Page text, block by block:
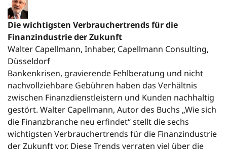
Die wichtigsten Verbrauchertrends für die
Finanzindustrie der Zukunft
Walter Capellmann, Inhaber, Capellmann Consulting,
Düsseldorf
Bankenkrisen, gravierende Fehlberatung und nicht
nachvollziehbare Gebühren haben das Verhältnis
zwischen Finanzdienstleistern und Kunden nachhaltig
gestört. Walter Capellmann, Autor des Buchs „Wie sich
die Finanzbranche neu erfindet“ stellt die sechs
wichtigsten Verbrauchertrends für die Finanzindustrie
der Zukunft vor. Diese Trends verraten viel über die